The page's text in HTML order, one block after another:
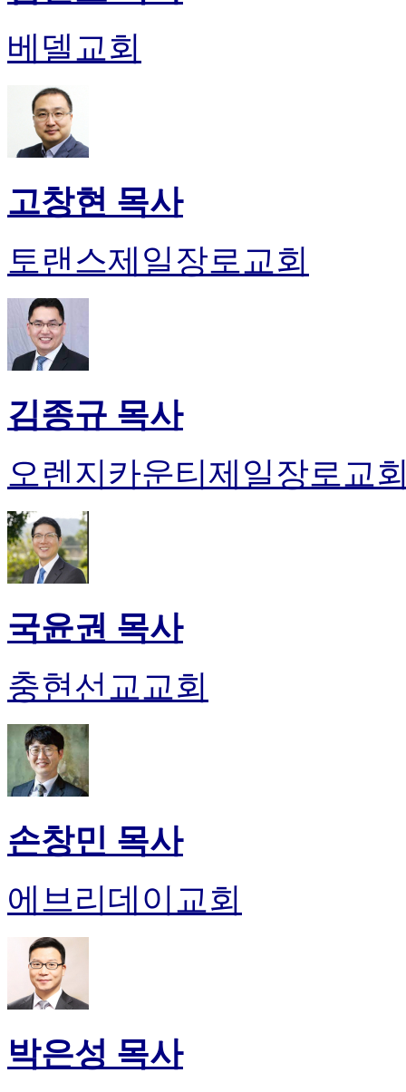
베델교회
고창현 목사
토랜스제일장로교회
김종규 목사
오렌지카운티제일장로교
국윤권 목사
충현선교교회
손창민 목사
에브리데이교회
박은성 목사